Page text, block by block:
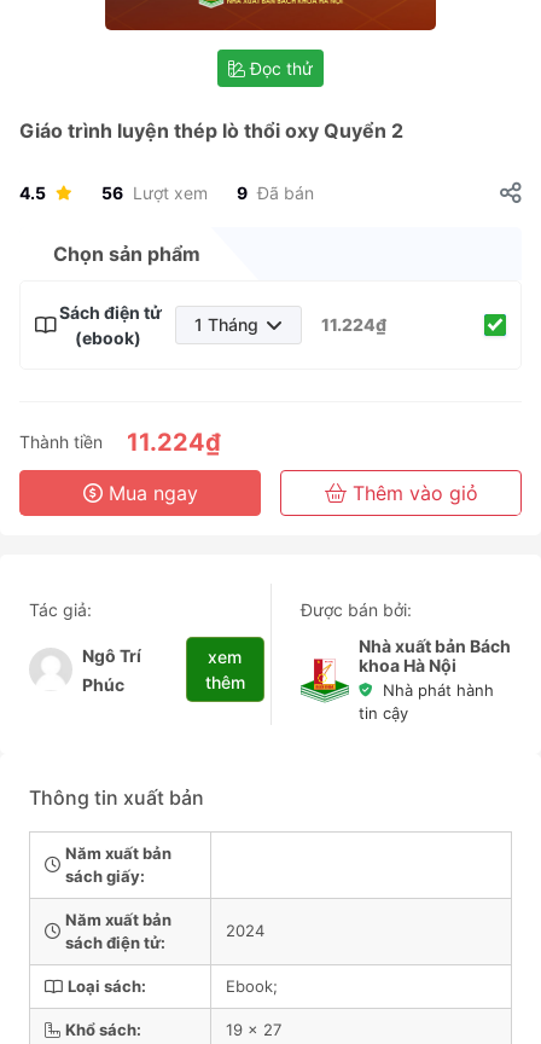
Đọc thử
Giáo trình luyện thép lò thổi oxy Quyển 2
4.5 56 Lượt xem 9 Đã bán
Chọn sản phẩm
Sách điện tử
(ebook)
1 Tháng
6 Tháng
3 Năm
11.224₫
Thành tiền 11.224₫
Mua ngay Thêm vào giỏ
Tác giả:
Ngô Trí
Phúc
xem
thêm
Được bán bởi:
Nhà xuất bản Bách
khoa Hà Nội
Nhà phát hành
tin cậy
Thông tin xuất bản
Năm xuất bản
sách giấy:
Năm xuất bản
sách điện tử:
2024
Loại sách: Ebook;
Khổ sách: 19 x 27